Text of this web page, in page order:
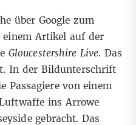
über Google zum
Artikel auf der
Gloucestershire Live. Das
In der Bildunterschrift
Passagiere von einem
ins Arrowe
gebracht. Das